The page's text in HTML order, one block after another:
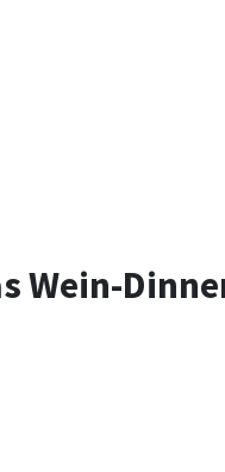
Ambiente. Gäste
entsprechend in
voller Genuss und
Wein-